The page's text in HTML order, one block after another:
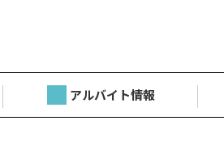
アルバイト情報